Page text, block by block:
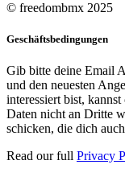
© freedombmx 2025
Geschäftsbedingungen
Gib bitte deine Email
und den neuesten
interessiert bist,
Daten nicht an Dritte
schicken, die dich
Read our full Privacy